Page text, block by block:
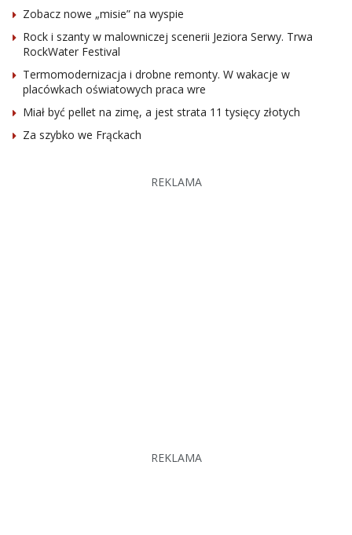
Zobacz nowe „misie” na wyspie
Rock i szanty w malowniczej scenerii Jeziora Serwy. Trwa
RockWater Festival
Termomodernizacja i drobne remonty. W wakacje w
placówkach oświatowych praca wre
Miał być pellet na zimę, a jest strata 11 tysięcy złotych
Za szybko we Frąckach
REKLAMA
REKLAMA